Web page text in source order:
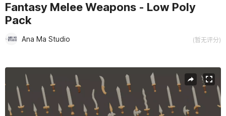
Fantasy Melee Weapons - Low Poly
Pack
Ana Ma Studio (暂无评分)
当前幻灯片：1 / 70